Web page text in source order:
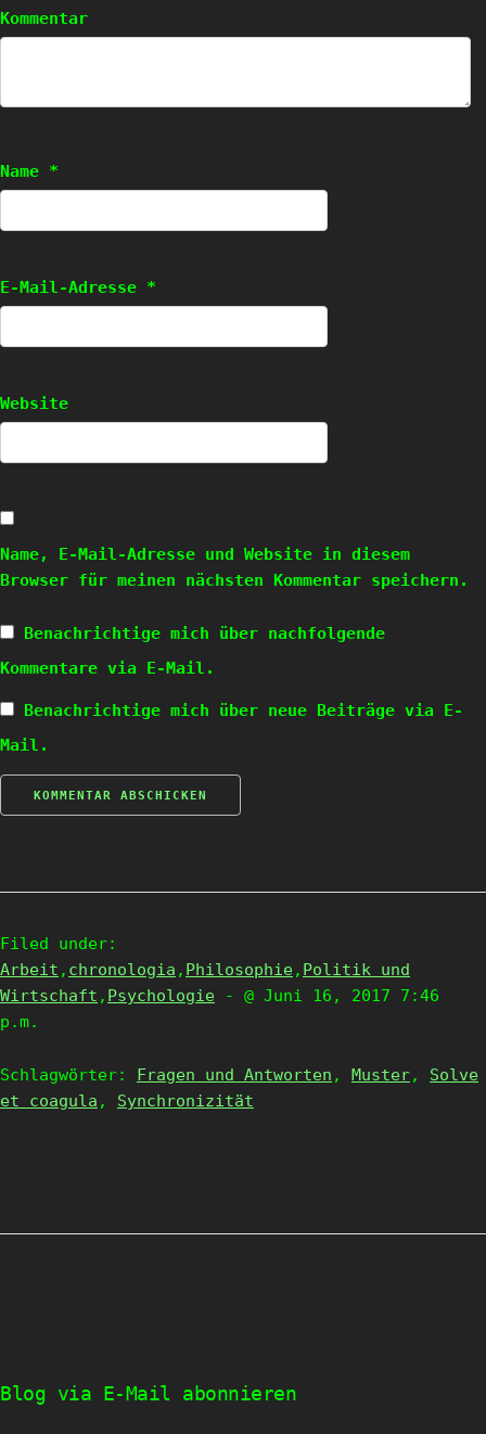
Kommentar
Name *
E-Mail-Adresse *
Website
Name, E-Mail-Adresse und Website in diesem
Browser für meinen nächsten Kommentar speichern.
Benachrichtige mich über nachfolgende
Kommentare via E-Mail.
Benachrichtige mich über neue Beiträge via E-
Mail.
Filed under:
Arbeit , chronologia , Philosophie, Politik und
Wirtschaft , Psychologie
- @ Juni 16, 2017 7:46
p.m.
Schlagwörter: Fragen und Antworten , Muster, Solve
et coagula , Synchronizität
Blog via E-Mail abonnieren